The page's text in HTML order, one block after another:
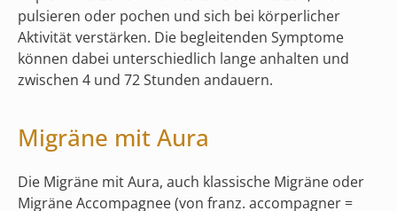
pulsieren oder pochen und sich bei körperlicher
Aktivität verstärken. Die begleitenden Symptome
können dabei unterschiedlich lange anhalten und
zwischen 4 und 72 Stunden andauern.
Migräne mit Aura
Die Migräne mit Aura, auch klassische Migräne oder
Migräne Accompagnee (von franz. accompagner =